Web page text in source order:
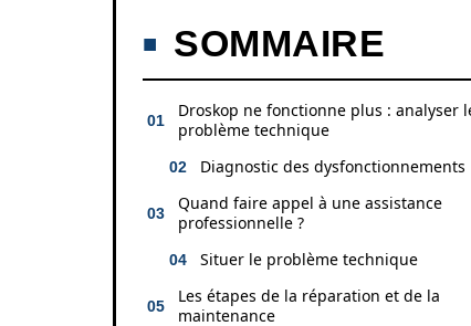
SOMMAIRE
Droskop ne fonctionne plus : analyser
problème technique
Diagnostic des dysfonctionnements
Quand faire appel à une assistance
professionnelle ?
Situer le problème technique
Les étapes de la réparation et de la
maintenance